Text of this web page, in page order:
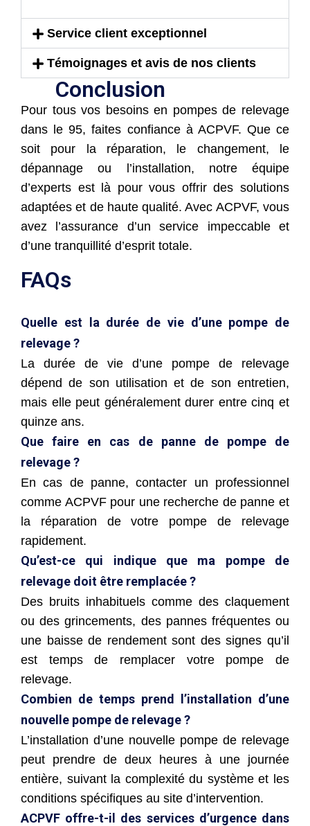
Service client exceptionnel
Témoignages et avis de nos clients
Conclusion
Pour tous vos besoins en pompes de relevage
dans le 95, faites confiance à ACPVF. Que ce
soit pour la réparation, le changement, le
dépannage ou l’installation, notre équipe
d’experts est là pour vous offrir des solutions
adaptées et de haute qualité. Avec ACPVF, vous
avez l’assurance d’un service impeccable et
d’une tranquillité d’esprit totale.
FAQs
Quelle est la durée de vie d’une pompe de
relevage ?
La durée de vie d’une pompe de relevage
dépend de son utilisation et de son entretien,
mais elle peut généralement durer entre cinq et
quinze ans.
Que faire en cas de panne de pompe de
relevage ?
En cas de panne, contacter un professionnel
comme ACPVF pour une recherche de panne et
la réparation de votre pompe de relevage
rapidement.
Qu’est-ce qui indique que ma pompe de
relevage doit être remplacée ?
Des bruits inhabituels comme des claquement
ou des grincements, des pannes fréquentes ou
une baisse de rendement sont des signes qu’il
est temps de remplacer votre pompe de
relevage.
Combien de temps prend l’installation d’une
nouvelle pompe de relevage ?
L’installation d’une nouvelle pompe de relevage
peut prendre de deux heures à une journée
entière, suivant la complexité du système et les
conditions spécifiques au site d’intervention.
ACPVF offre-t-il des services d’urgence dans